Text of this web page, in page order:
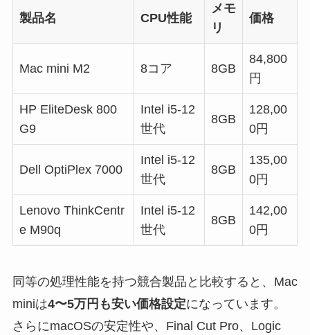
製品名 CPU性能
メモ
リ
価格
Mac mini M2 8コア 8GB
84,800
円
HP EliteDesk 800
G9
Intel i5-12
世代
8GB
128,00
0円
Dell OptiPlex 7000
Intel i5-12
世代
8GB
135,00
0円
Lenovo ThinkCentr
e M90q
Intel i5-12
世代
8GB
142,00
0円
同等の処理性能を持つ競合製品と比較すると、Mac
miniは4〜5万円も安い価格設定になっています。
さらにmacOSの安定性や、Final Cut Pro、Logic